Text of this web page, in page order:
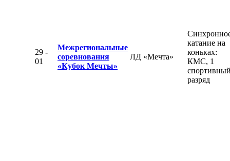
29 -
01
Межрегиональные
соревнования
«Кубок Мечты»
ЛД «Мечта»
катание на
коньках:
КМС, 1
разряд